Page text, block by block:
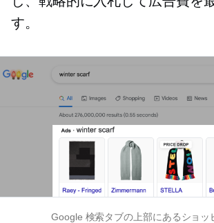
す。
Google 検索タブの上部にあるショッ